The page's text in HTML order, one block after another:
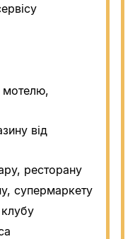
мотелю,
від
ресторану
супермаркету